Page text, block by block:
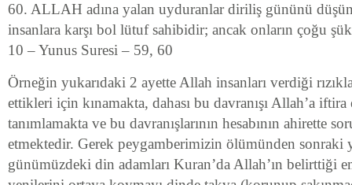
60. ALLAH adına yalan uyduranlar diriliş gününü
insanlara karşı bol lütuf sahibidir; ancak onların çoğu
10 – Yunus Suresi – 59, 60
Örneğin yukarıdaki 2 ayette Allah insanları verdiği
ettikleri için kınamakta, dahası bu davranışı Allah’a
tanımlamakta ve bu davranışlarının hesabının ahirette
etmektedir. Gerek peygamberimizin ölümünden sonraki
günümüzdeki din adamları Kuran’da Allah’ın belirttiği